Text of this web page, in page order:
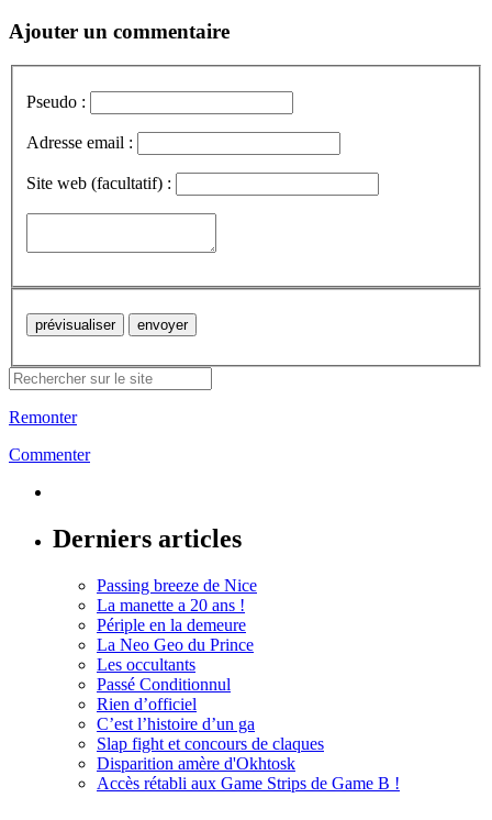
Ajouter un commentaire
Pseudo :
Adresse email :
Site web (facultatif) :
Remonter
Commenter
Derniers articles
Passing breeze de Nice
La manette a 20 ans !
Périple en la demeure
La Neo Geo du Prince
Les occultants
Passé Conditionnul
Rien d’officiel
C’est l’histoire d’un ga
Slap fight et concours de claques
Disparition amère d'Okhtosk
Accès rétabli aux Game Strips de Game B !